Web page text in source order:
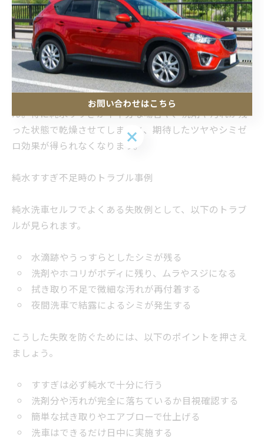
こうした工夫により、利用可能な店舗の少なさによる不
便さを軽減できます。
手順ミスによる失敗パターンと回避法
純水洗車セルフは「拭き取り不要」と言われることもあ
りますが、手順を誤ると本来のメリットが活かせませ
ん。特に純水すすぎが不十分な場合や、洗剤や汚れが残
った状態で乾燥させてしまうと、期待したツヤやシミゼ
ロ効果が得られなくなります。
純水すすぎ不足時のトラブル事例
純水洗車セルフでよくある失敗例として、以下のトラブ
ルが見られます。
水滴跡やうっすらとしたシミが残る
洗剤やホコリがボディに残り、ムラやスジになる
拭き取り不足で微細な汚れが再付着する
夜間洗車で結露によるシミが発生する
こうした失敗を防ぐためには、以下のポイントを押さえ
ましょう。
すすぎは必ず純水で十分に行う
洗剤分や汚れが完全に落ちているか目視確認する
簡単な拭き取りやエアブローで仕上げる
洗車はできるだけ日中に実施する
お問い合わせはこちら
お問い合わせはこちら